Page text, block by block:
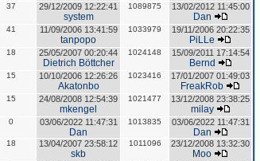
37 29/12/2009 12:22:41
system
1089875 13/02/2012 11:45:00
Dan
41 11/09/2006 13:41:59
tanpopo
1033979 19/11/2006 20:22:35
PiLLe
18 25/05/2007 00:20:44
Dietrich Böttcher
1024148 15/09/2011 17:14:54
Bernd
15 10/10/2006 12:26:26
Akatonbo
1023416 17/01/2007 01:49:03
FreakRob
15 24/08/2008 12:54:39
mkengel
1021477 13/12/2008 23:38:25
milay
0 03/06/2022 11:47:31
Dan
1013835 03/06/2022 11:47:31
Dan
18 13/04/2007 23:58:12
skb
1011096 23/12/2008 13:32:30
Moo